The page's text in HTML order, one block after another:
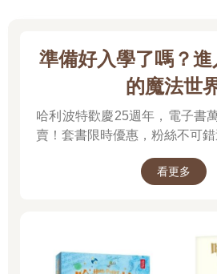
匙圈，另一把則是藍色流蘇。
「喔，是圓筒鎖啊，還以為會是掛鎖。
聽到葉介的嘟噥，圓頓時睜大了眼睛。
「這傢伙說的話題太冷門了，抱歉。」
儘管身為鎖匠兒子的葉介堅持這是常識
歸於「冷門」的類別吧。這麼一想，他
集中在自己身上，又露出楚楚動人的笑
「兩個房間都在二樓，北村先生和萩原
朝雄高和愛夢望去。兩人也一臉困惑，
訊告訴旅館的人。
準備好入學了嗎？
的魔法世
哈利波特歡慶25週年，電子書
賣！套書限時優惠，粉絲不可錯
看更多